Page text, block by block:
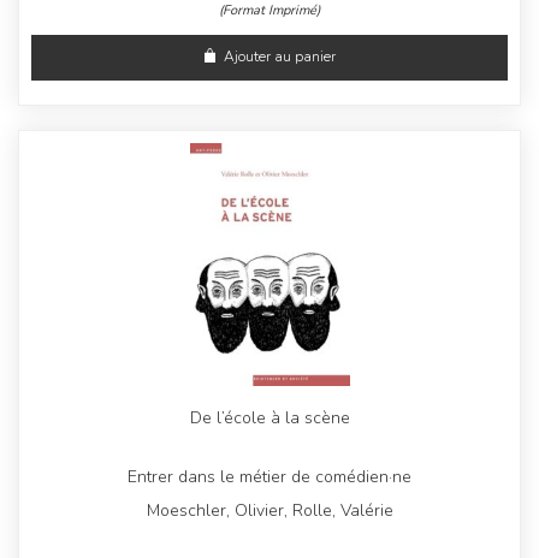
(Format Imprimé)
Ajouter au panier
De l’école à la scène
Entrer dans le métier de comédien·ne
Moeschler, Olivier, Rolle, Valérie